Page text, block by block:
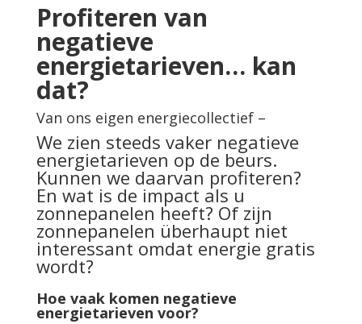
Profiteren van
negatieve
energietarieven… kan
dat?
Van ons eigen energiecollectief –
We zien steeds vaker negatieve
energietarieven op de beurs.
Kunnen we daarvan profiteren?
En wat is de impact als u
zonnepanelen heeft? Of zijn
zonnepanelen überhaupt niet
interessant omdat energie gratis
wordt?
Hoe vaak komen negatieve
energietarieven voor?